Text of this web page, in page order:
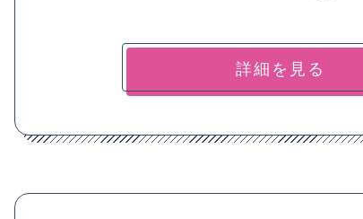
詳細を見る